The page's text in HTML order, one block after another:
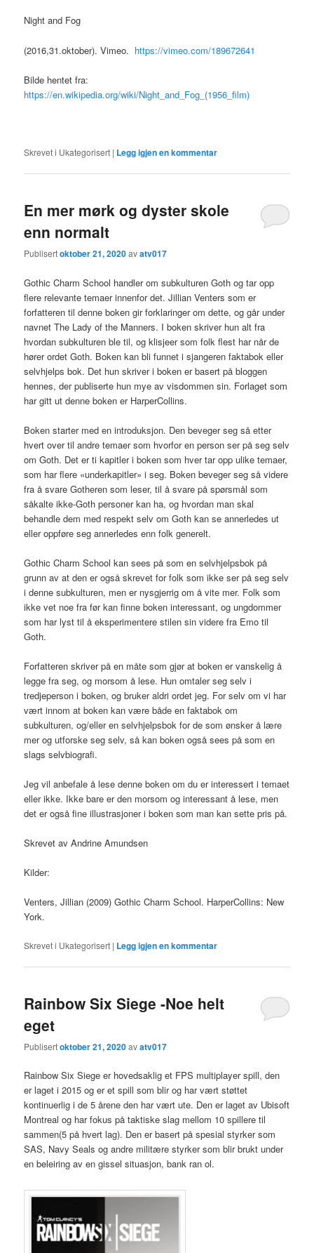
Night and Fog
(2016,31.oktober). Vimeo. https://vimeo.com/189672641
Bilde hentet fra:
https://en.wikipedia.org/wiki/Night_and_Fog_(1956_film)
Skrevet i Ukategorisert | Legg igjen en kommentar
En mer mørk og dyster skole
enn normalt
Publisertoktober 21, 2020avatv017
Gothic Charm School handler om subkulturen Goth og tar opp
flere relevante temaer innenfor det. Jillian Venters som er
forfatteren til denne boken gir forklaringer om dette, og går under
navnet The Lady of the Manners. I boken skriver hun alt fra
hvordan subkulturen ble til, og klisjeer som folk flest har når de
hører ordet Goth. Boken kan bli funnet i sjangeren faktabok eller
selvhjelps bok. Det hun skriver i boken er basert på bloggen
hennes, der publiserte hun mye av visdommen sin. Forlaget som
har gitt ut denne boken er HarperCollins.
Boken starter med en introduksjon. Den beveger seg så etter
hvert over til andre temaer som hvorfor en person ser på seg selv
om Goth. Det er ti kapitler i boken som hver tar opp ulike temaer,
som har flere «underkapitler» i seg. Boken beveger seg så videre
fra å svare Gotheren som leser, til å svare på spørsmål som
såkalte ikke-Goth personer kan ha, og hvordan man skal
behandle dem med respekt selv om Goth kan se annerledes ut
eller oppføre seg annerledes enn folk generelt.
Gothic Charm School kan sees på som en selvhjelpsbok på
grunn av at den er også skrevet for folk som ikke ser på seg selv
i denne subkulturen, men er nysgjerrig om å vite mer. Folk som
ikke vet noe fra før kan finne boken interessant, og ungdommer
som har lyst til å eksperimentere stilen sin videre fra Emo til
Goth.
Forfatteren skriver på en måte som gjør at boken er vanskelig å
legge fra seg, og morsom å lese. Hun omtaler seg selv i
tredjeperson i boken, og bruker aldri ordet jeg. For selv om vi har
vært innom at boken kan være både en faktabok om
subkulturen, og/eller en selvhjelpsbok for de som ønsker å lære
mer og utforske seg selv, så kan boken også sees på som en
slags selvbiografi.
Jeg vil anbefale å lese denne boken om du er interessert i temaet
eller ikke. Ikke bare er den morsom og interessant å lese, men
det er også fine illustrasjoner i boken som man kan sette pris på.
Skrevet av Andrine Amundsen
Kilder:
Venters, Jillian (2009) Gothic Charm School. HarperCollins: New
York.
Skrevet i Ukategorisert | Legg igjen en kommentar
Rainbow Six Siege -Noe helt
eget
Publisertoktober 21, 2020avatv017
Rainbow Six Siege er hovedsaklig et FPS multiplayer spill, den
er laget i 2015 og er et spill som blir og har vært støttet
kontinuerlig i de 5 årene den har vært ute. Den er laget av Ubisoft
Montreal og har fokus på taktiske slag mellom 10 spillere til
sammen(5 på hvert lag). Den er basert på spesial styrker som
SAS, Navy Seals og andre militære styrker som blir brukt under
en beleiring av en gissel situasjon, bank ran ol.